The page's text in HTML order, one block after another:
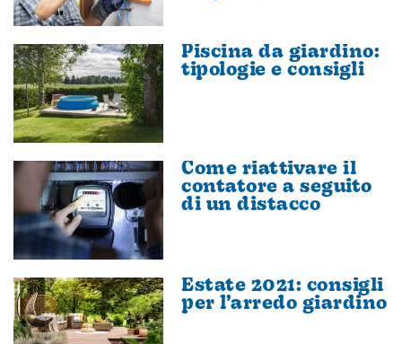
Piscina da giardino:
tipologie e consigli
Come riattivare il
contatore a seguito
di un distacco
Estate 2021: consigli
per l’arredo giardino